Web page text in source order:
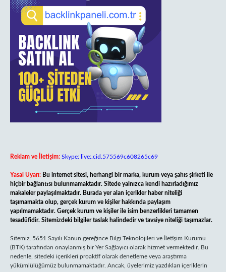
Reklam ve İletişim: Skype: live:.cid.575569c608265c69
Yasal Uyarı: Bu internet sitesi, herhangi bir marka, kurum veya şahıs şirketi ile
hiçbir bağlantısı bulunmamaktadır. Sitede yalnızca kendi hazırladığımız
makaleler paylaşılmaktadır. Burada yer alan içerikler haber niteliği
taşımamakta olup, gerçek kurum ve kişiler hakkında paylaşım
yapılmamaktadır. Gerçek kurum ve kişiler ile isim benzerlikleri tamamen
tesadüfidir. Sitemizdeki bilgiler taslak halindedir ve tavsiye niteliği taşımazlar.
Sitemiz, 5651 Sayılı Kanun gereğince Bilgi Teknolojileri ve İletişim Kurumu
(BTK) tarafından onaylanmış bir Yer Sağlayıcı olarak hizmet vermektedir. Bu
nedenle, sitedeki içerikleri proaktif olarak denetleme veya araştırma
yükümlülüğümüz bulunmamaktadır. Ancak, üyelerimiz yazdıkları içeriklerin